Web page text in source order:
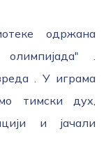
одржана
.
. У играма
тимски дух,
и јачали